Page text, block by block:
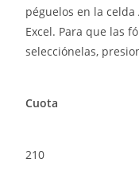
péguelos en la
Excel. Para que las
selecciónelas,
Cuota
210